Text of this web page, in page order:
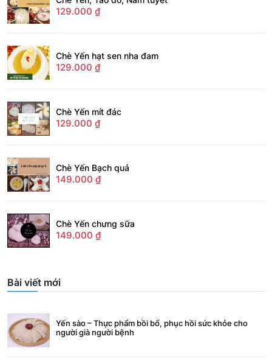
129.000 ₫
Chè Yến hạt sen nha đam
129.000 ₫
Chè Yến mít đác
129.000 ₫
Chè Yến Bạch quả
149.000 ₫
Chè Yến chưng sữa
149.000 ₫
Bài viết mới
Yến sào – Thực phẩm bồi bổ, phục hồi sức khỏe cho
người già người bệnh